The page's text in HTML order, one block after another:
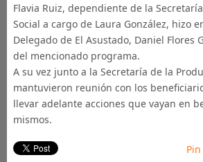
Flavia Ruiz, dependiente de la
Social a cargo de Laura González, hizo
Delegado de El Asustado, Daniel Flores
del mencionado programa.
A su vez junto a la Secretaría de la
mantuvieron reunión con los
llevar adelante acciones que vayan en
mismos.